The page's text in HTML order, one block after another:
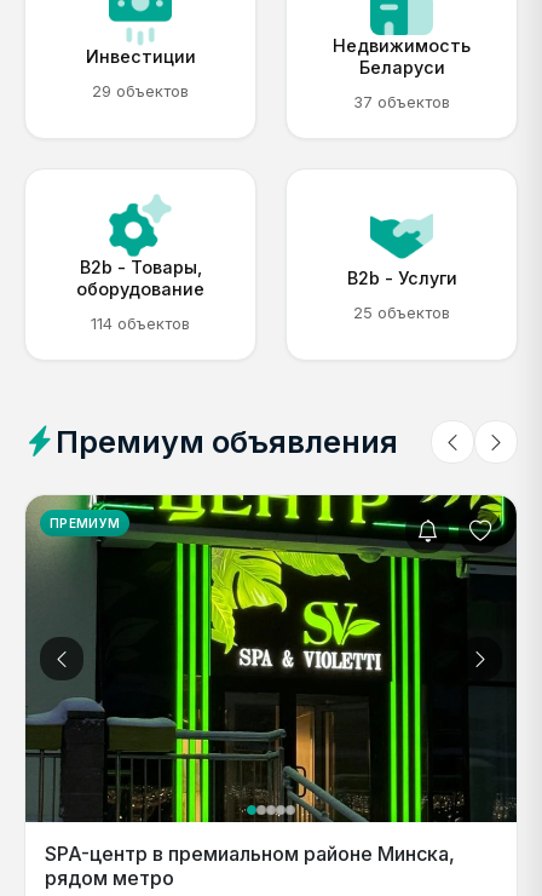
Инвестиции
29 объектов
Недвижимость
Беларуси
37 объектов
B2b - Товары,
оборудование
114 объектов
B2b - Услуги
25 объектов
Премиум объявления
ПРЕМИУМ
SPA-центр в премиальном районе Минска,
рядом метро